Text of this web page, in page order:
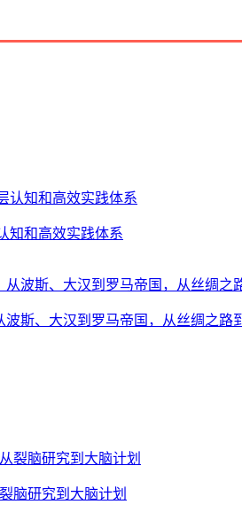
知和高效实践体系
斯、大汉到罗马帝国，从丝绸之路
脑研究到大脑计划